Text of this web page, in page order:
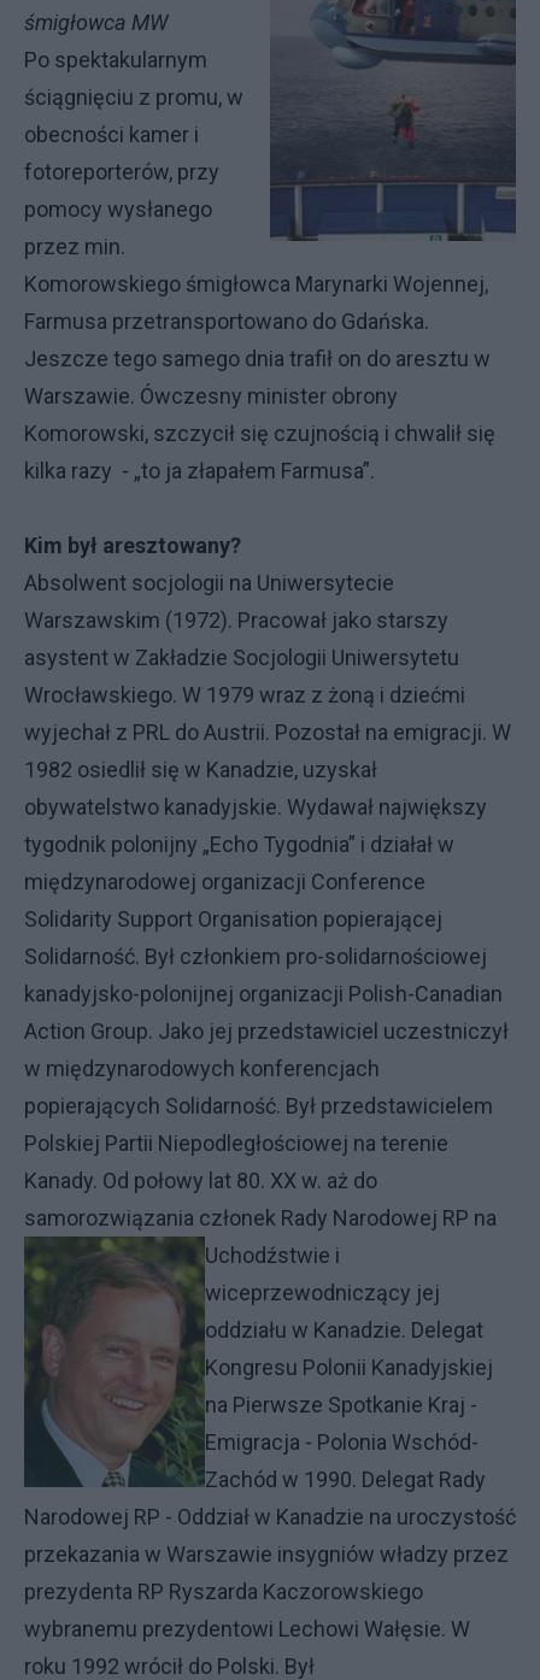
śmigłowca MW
Po spektakularnym
ściągnięciu z promu, w
obecności kamer i
fotoreporterów, przy
pomocy wysłanego
przez min.
Komorowskiego śmigłowca Marynarki Wojennej,
Farmusa przetransportowano do Gdańska.
Jeszcze tego samego dnia trafił on do aresztu w
Warszawie. Ówczesny minister obrony
Komorowski, szczycił się czujnością i chwalił się
kilka razy - „to ja złapałem Farmusa”.
Kim był aresztowany?
Absolwent socjologii na Uniwersytecie
Warszawskim (1972). Pracował jako starszy
asystent w Zakładzie Socjologii Uniwersytetu
Wrocławskiego. W 1979 wraz z żoną i dziećmi
wyjechał z PRL do Austrii. Pozostał na emigracji. W
1982 osiedlił się w Kanadzie, uzyskał
obywatelstwo kanadyjskie. Wydawał największy
tygodnik polonijny „Echo Tygodnia” i działał w
międzynarodowej organizacji Conference
Solidarity Support Organisation popierającej
Solidarność. Był członkiem pro-solidarnościowej
kanadyjsko-polonijnej organizacji Polish-Canadian
Action Group. Jako jej przedstawiciel uczestniczył
w międzynarodowych konferencjach
popierających Solidarność. Był przedstawicielem
Polskiej Partii Niepodległościowej na terenie
Kanady. Od połowy lat 80. XX w. aż do
samorozwiązania członek Rady Narodowej RP na
Uchodźstwie i
wiceprzewodniczący jej
oddziału w Kanadzie. Delegat
Kongresu Polonii Kanadyjskiej
na Pierwsze Spotkanie Kraj -
Emigracja - Polonia Wschód-
Zachód w 1990. Delegat Rady
Narodowej RP - Oddział w Kanadzie na uroczystość
przekazania w Warszawie insygniów władzy przez
prezydenta RP Ryszarda Kaczorowskiego
wybranemu prezydentowi Lechowi Wałęsie. W
roku 1992 wrócił do Polski. Był